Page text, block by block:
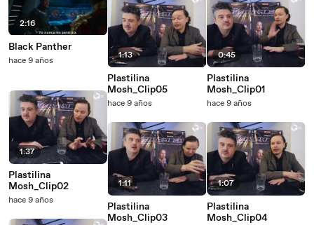
2:16
Black Panther
hace 9 años
1:37
Plastilina
Mosh_Clip02
hace 9 años
1:13
Plastilina
Mosh_Clip05
hace 9 años
1:11
Plastilina
Mosh_Clip03
0:45
Plastilina
Mosh_Clip01
hace 9 años
1:07
Plastilina
Mosh_Clip04